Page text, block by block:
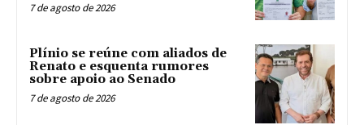
7 de agosto de 2026
Plínio se reúne com aliados de
Renato e esquenta rumores
sobre apoio ao Senado
7 de agosto de 2026